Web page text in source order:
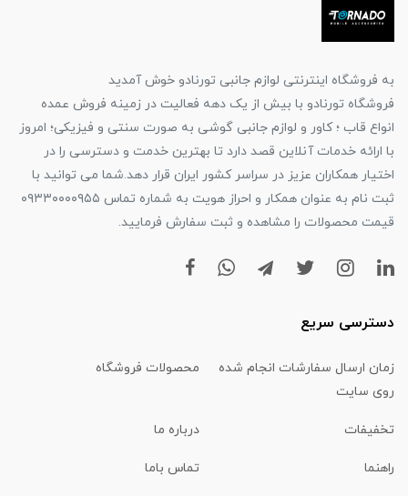
به فروشگاه اینترنتی لوازم جانبی تورنادو خوش آمدید
فروشگاه تورنادو با بیش از یک دهه فعالیت در زمینه فروش عمده
انواع قاب ؛ کاور و لوازم جانبی گوشی به صورت سنتی و فیزیکی؛ امروز
با ارائه خدمات آنلاین قصد دارد تا بهترین خدمت و دسترسی را در
اختیار همکاران عزیز در سراسر کشور ایران قرار دهد.شما می توانید با
ثبت نام به عنوان همکار و احراز هویت به شماره تماس ۰۹۳۳۰۰۰۰۹۵۵
قیمت محصولات را مشاهده و ثبت سفارش فرمایید.
دسترسی سریع
زمان ارسال سفارشات انجام شده
روی سایت
محصولات فروشگاه
تخفیفات درباره ما
راهنما تماس باما